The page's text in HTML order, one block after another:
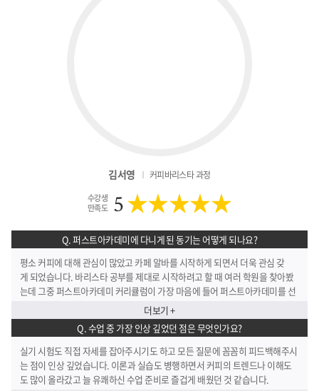
김서영 커피바리스타 과정
수강생
만족도 5★★★★★
Q. 퍼스트아카데미에 다니게 된 동기는 어떻게 되나요?
평소 커피에 대해 관심이 많았고 카페 알바를 시작하게 되면서 더욱 관심 갖
게 되었습니다. 바리스타 공부를 제대로 시작하려고 할 때 여러 학원을 찾아봤
는데 그중 퍼스트아카데미 커리큘럼이 가장 마음에 들어 퍼스트아카데미를 선
더보기 +
Q. 수업 중 가장 인상 깊었던 점은 무엇인가요?
실기 시험도 직접 자세를 잡아주시기도 하고 모든 질문에 꼼꼼히 피드백해주시
는 점이 인상 깊었습니다. 이론과 실습도 병행하면서 커피의 트렌드나 이해도
도 많이 올라갔고 늘 유쾌하신 수업 준비로 즐겁게 배웠던 것 같습니다.